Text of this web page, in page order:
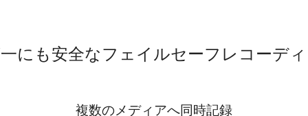
にも安全なフェイルセーフレコーデ
複数のメディアへ同時記録